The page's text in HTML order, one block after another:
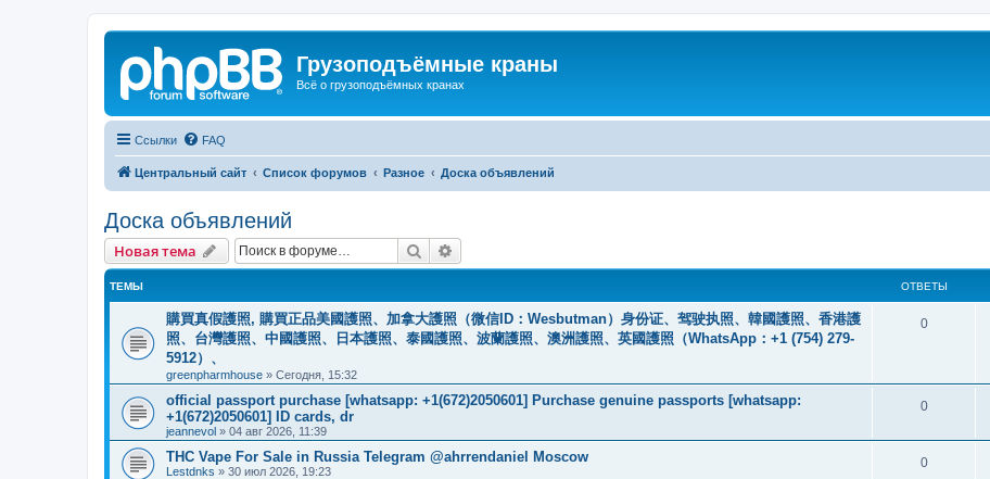
Грузоподъёмные краны
Всё о грузоподъёмных кранах
Ссылки FAQ
Центральный сайт Список форумов Разное Доска объявлений
Доска объявлений
Новая тема Поиск
ТЕМЫ ОТВЕТЫ
購買真假護照, 購買正品美國護照、加拿大護照（微信ID：Wesbutman）身份证、驾驶执照、韓國護照、香港護
照、台灣護照、中國護照、日本護照、泰國護照、波蘭護照、澳洲護照、英國護照（WhatsApp：+1 (754) 279-
5912）、
greenpharmhouse » Сегодня, 15:32
0
official passport purchase [whatsapp: +1(672)2050601] Purchase genuine passports [whatsapp:
+1(672)2050601] ID cards, dr
jeannevol » 04 авг 2026, 11:39
0
THC Vape For Sale in Russia Telegram @ahrrendaniel Moscow
Lestdnks » 30 июл 2026, 19:23
0